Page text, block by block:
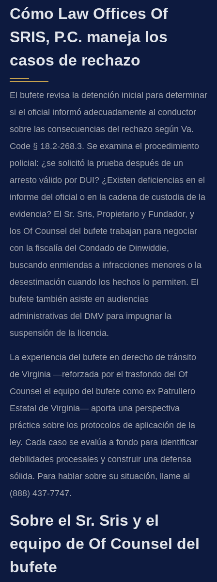
Cómo Law Offices Of
SRIS, P.C. maneja los
casos de rechazo
El bufete revisa la detención inicial para determinar
si el oficial informó adecuadamente al conductor
sobre las consecuencias del rechazo según Va.
Code § 18.2-268.3. Se examina el procedimiento
policial: ¿se solicitó la prueba después de un
arresto válido por DUI? ¿Existen deficiencias en el
informe del oficial o en la cadena de custodia de la
evidencia? El Sr. Sris, Propietario y Fundador, y
los Of Counsel del bufete trabajan para negociar
con la fiscalía del Condado de Dinwiddie,
buscando enmiendas a infracciones menores o la
desestimación cuando los hechos lo permiten. El
bufete también asiste en audiencias
administrativas del DMV para impugnar la
suspensión de la licencia.
La experiencia del bufete en derecho de tránsito
de Virginia —reforzada por el trasfondo del Of
Counsel el equipo del bufete como ex Patrullero
Estatal de Virginia— aporta una perspectiva
práctica sobre los protocolos de aplicación de la
ley. Cada caso se evalúa a fondo para identificar
debilidades procesales y construir una defensa
sólida. Para hablar sobre su situación, llame al
(888) 437-7747.
Sobre el Sr. Sris y el
equipo de Of Counsel del
bufete